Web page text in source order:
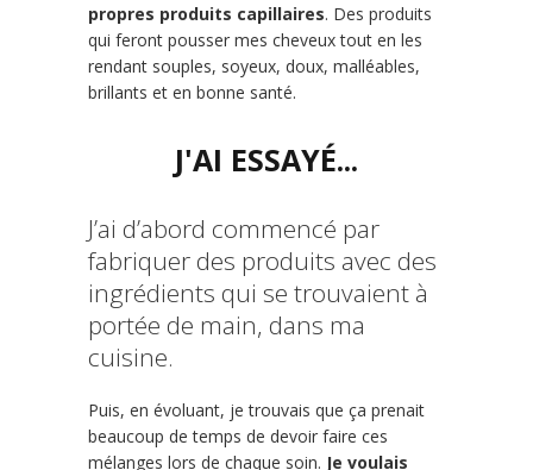
propres produits capillaires. Des produits
qui feront pousser mes cheveux tout en les
rendant souples, soyeux, doux, malléables,
brillants et en bonne santé.
J'AI ESSAYÉ...
J’ai d’abord commencé par
fabriquer des produits avec des
ingrédients qui se trouvaient à
portée de main, dans ma
cuisine.
Puis, en évoluant, je trouvais que ça prenait
beaucoup de temps de devoir faire ces
mélanges lors de chaque soin. Je voulais